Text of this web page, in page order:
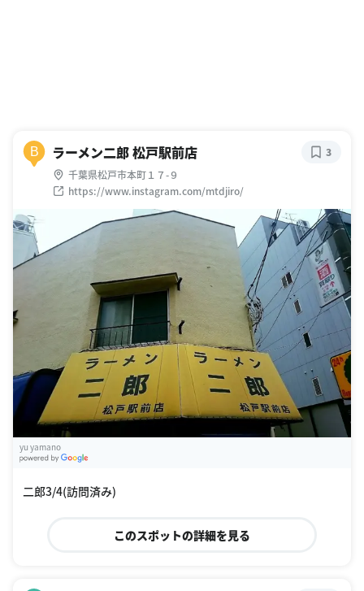
B ラーメン二郎 松戸駅前店
千葉県松戸市本町１７-９
https://www.instagram.com/mtdjiro/
3
yu yamano
二郎3/4(訪問済み)
このスポットの詳細を見る